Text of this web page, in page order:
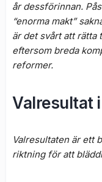
år dessförinnan.
“enorma makt”
är det svårt att
eftersom breda
reformer.
Valresultat
Valresultaten är ett
riktning för att